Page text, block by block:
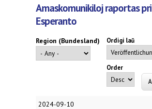
Amaskomunikiloj raportas pri
Esperanto
Region (Bundesland) Ordigi laŭ
Order
2024-09-10